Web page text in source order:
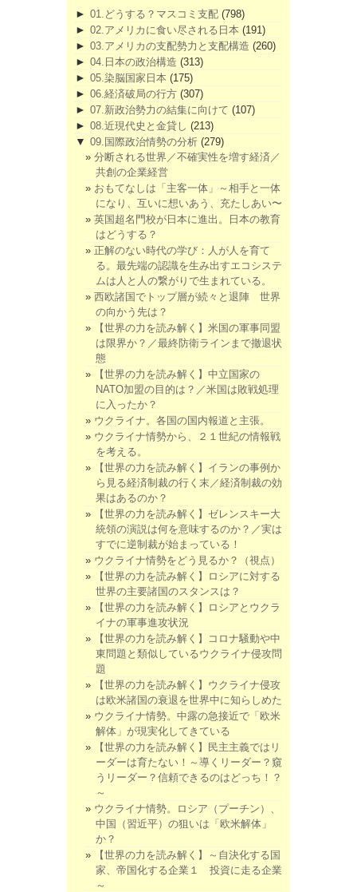
► 01.どうする？マスコミ支配 (798)
► 02.アメリカに食い尽される日本 (191)
► 03.アメリカの支配勢力と支配構造 (260)
► 04.日本の政治構造 (313)
► 05.染脳国家日本 (175)
► 06.経済破局の行方 (307)
► 07.新政治勢力の結集に向けて (107)
► 08.近現代史と金貸し (213)
▼ 09.国際政治情勢の分析 (279)
分断される世界／不確実性を増す経済／
共創の企業経営
おもてなしは「主客一体」～相手と一体
になり、互いに想いあう、充たしあい〜
英国超名門校が日本に進出。日本の教育
はどうする？
正解のない時代の学び：人が人を育て
る。最先端の認識を生み出すエコシステ
ムは人と人の繋がりで生まれている。
西欧諸国でトップ層が続々と退陣 世界
の向かう先は？
【世界の力を読み解く】米国の軍事同盟
は限界か？／最終防衛ラインまで撤退状
態
【世界の力を読み解く】中立国家の
NATO加盟の目的は？／米国は敗戦処理
に入ったか？
ウクライナ。各国の国内報道と主張。
ウクライナ情勢から、２１世紀の情報戦
を考える。
【世界の力を読み解く】イランの事例か
ら見る経済制裁の行く末／経済制裁の効
果はあるのか？
【世界の力を読み解く】ゼレンスキー大
統領の演説は何を意味するのか？／実は
すでに逆制裁が始まっている！
ウクライナ情勢をどう見るか？（視点）
【世界の力を読み解く】ロシアに対する
世界の主要諸国のスタンスは？
【世界の力を読み解く】ロシアとウクラ
イナの軍事進攻状況
【世界の力を読み解く】コロナ騒動や中
東問題と類似しているウクライナ侵攻問
題
【世界の力を読み解く】ウクライナ侵攻
は欧米諸国の衰退を世界中に知らしめた
ウクライナ情勢。中露の急接近で「欧米
解体」が現実化してきている
【世界の力を読み解く】民主主義ではリ
ーダーは育たない！～導くリーダー？窺
うリーダー？信頼できるのはどっち！？
～
ウクライナ情勢。ロシア（プーチン）、
中国（習近平）の狙いは「欧米解体」
か？
【世界の力を読み解く】～自決化する国
家、帝国化する企業１ 投資に走る企業
～